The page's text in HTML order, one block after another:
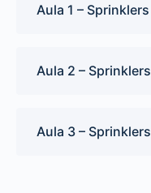
Aula 1 – Sprinklers
Aula 2 – Sprinklers
Aula 3 – Sprinklers